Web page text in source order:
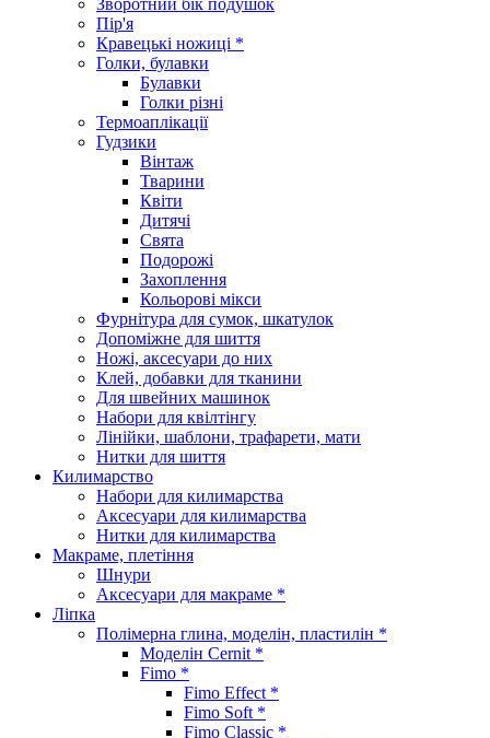
Пір'я
Кравецькі ножиці *
Голки, булавки
Булавки
Голки різні
Термоаплікації
Гудзики
Вінтаж
Тварини
Квіти
Дитячі
Свята
Подорожі
Захоплення
Кольорові мікси
Фурнітура для сумок, шкатулок
Допоміжне для шиття
Ножі, аксесуари до них
Клей, добавки для тканини
Для швейних машинок
Набори для квілтінгу
Лінійки, шаблони, трафарети, мати
Нитки для шиття
Килимарство
Набори для килимарства
Аксесуари для килимарства
Нитки для килимарства
Макраме, плетіння
Шнури
Аксесуари для макраме *
Ліпка
Полімерна глина, моделін, пластилін *
Моделін Cernit *
Fimo *
Fimo Effect *
Fimo Soft *
Fimo Classic *